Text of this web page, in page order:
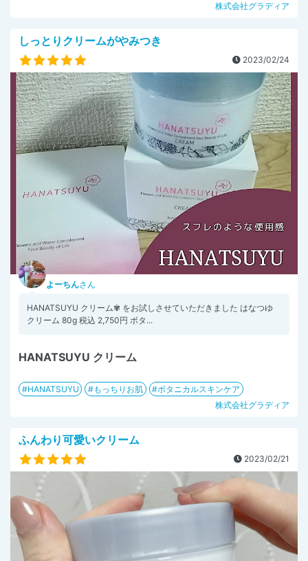
株式会社グラディア
しっとりクリームがやみつき
2023/02/24
よーちんさん
HANATSUYU クリーム✾ をお試しさせていただきました はなつゆ
クリーム 80g 税込 2,750円 ボタ...
HANATSUYU クリーム
HANATSUYU もっちりお肌
ボタニカルスキンケア
株式会社グラディア
ふんわり可愛いクリーム
2023/02/21